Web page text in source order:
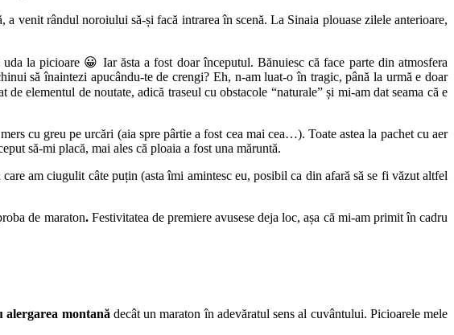
venit rândul noroiului să-și facă intrarea în scenă. La Sinaia plouase zilele anterioare,
la picioare 😀 Iar ăsta a fost doar începutul. Bănuiesc că face parte din atmosfera
să înaintezi apucându-te de crengi? Eh, n-am luat-o în tragic, până la urmă e doar
elementul de noutate, adică traseul cu obstacole “naturale” și mi-am dat seama că e
cu greu pe urcări (aia spre pârtie a fost cea mai cea…). Toate astea la pachet cu aer
să-mi placă, mai ales că ploaia a fost una măruntă.
am ciugulit câte puțin (asta îmi amintesc eu, posibil ca din afară să se fi văzut altfel
de maraton. Festivitatea de premiere avusese deja loc, așa că mi-am primit în cadru
alergarea montană decât un maraton în adevăratul sens al cuvântului. Picioarele mele